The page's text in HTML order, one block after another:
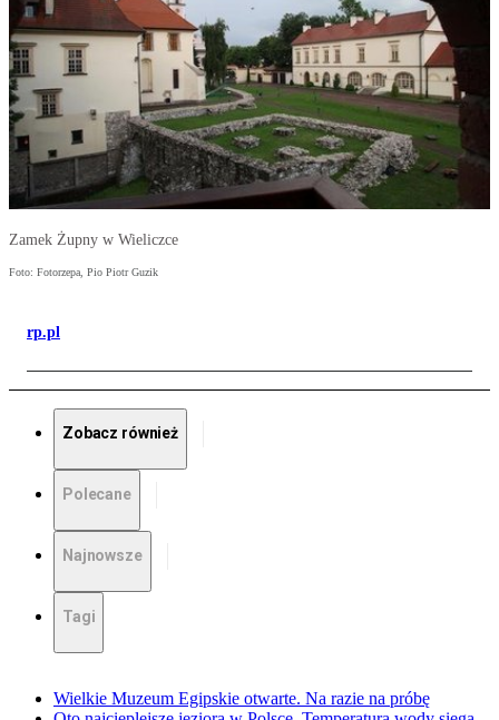
Zamek Żupny w Wieliczce
Foto: Fotorzepa, Pio Piotr Guzik
rp.pl
Zobacz również
Polecane
Najnowsze
Tagi
Wielkie Muzeum Egipskie otwarte. Na razie na próbę